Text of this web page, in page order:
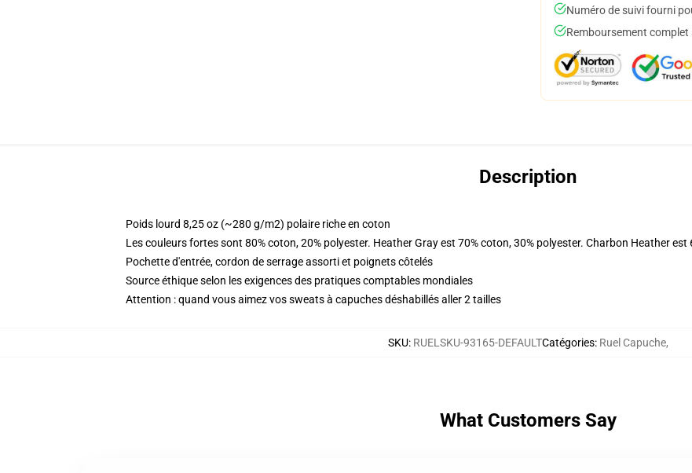
Numéro de suivi fourni
Remboursement complet
Description
Poids lourd 8,25 oz (~280 g/m2) polaire riche en coton
Les couleurs fortes sont 80% coton, 20% polyester. Heather Gray est 70% coton, 30% polyester. Charbon Heather est
Pochette d'entrée, cordon de serrage assorti et poignets côtelés
Source éthique selon les exigences des pratiques comptables mondiales
Attention : quand vous aimez vos sweats à capuches déshabillés aller 2 tailles
SKU: RUELSKU-93165-DEFAULTCatégories: Ruel Capuche,
What Customers Say